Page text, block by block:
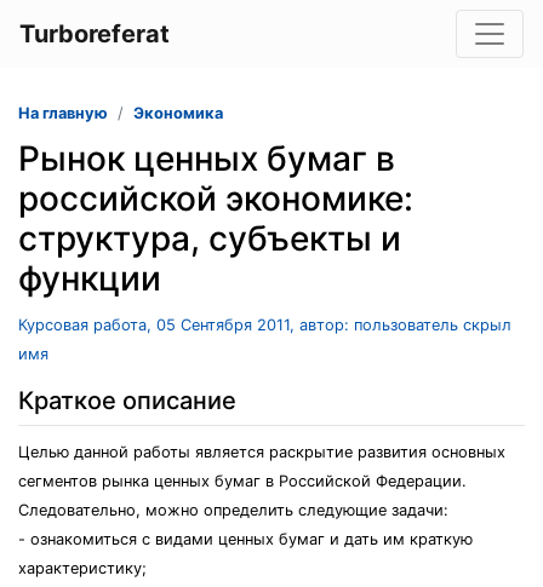
Turboreferat
На главную Экономика
Рынок ценных бумаг в
российской экономике:
структура, субъекты и
функции
Курсовая работа, 05 Сентября 2011, автор: пользователь скрыл
имя
Краткое описание
Целью данной работы является раскрытие развития основных
сегментов рынка ценных бумаг в Российской Федерации.
Следовательно, можно определить следующие задачи:
- ознакомиться с видами ценных бумаг и дать им краткую
характеристику;